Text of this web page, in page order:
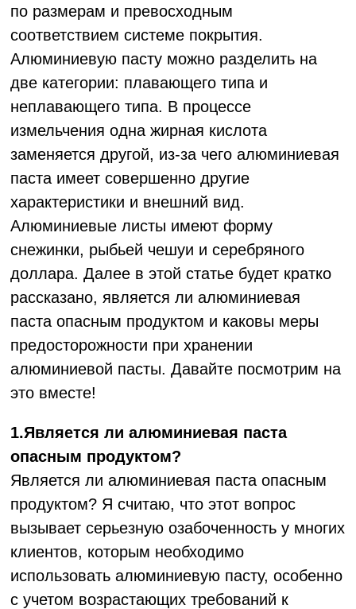
по размерам и превосходным
соответствием системе покрытия.
Алюминиевую пасту можно разделить на
две категории: плавающего типа и
неплавающего типа. В процессе
измельчения одна жирная кислота
заменяется другой, из-за чего алюминиевая
паста имеет совершенно другие
характеристики и внешний вид.
Алюминиевые листы имеют форму
снежинки, рыбьей чешуи и серебряного
доллара. Далее в этой статье будет кратко
рассказано, является ли алюминиевая
паста опасным продуктом и каковы меры
предосторожности при хранении
алюминиевой пасты. Давайте посмотрим на
это вместе!
1.Является ли алюминиевая паста
опасным продуктом?
Является ли алюминиевая паста опасным
продуктом? Я считаю, что этот вопрос
вызывает серьезную озабоченность у многих
клиентов, которым необходимо
использовать алюминиевую пасту, особенно
с учетом возрастающих требований к